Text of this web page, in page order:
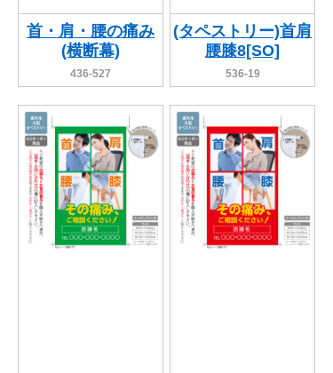
OTHER ITEMS
関連アイテムを見る
ORIGINAL ORDER
お支払方法
オリジナルオーダー制作事例
首・肩・腰の痛み
(横断幕)
436-527
(タペストリー)首肩
腰膝8[SO]
536-19